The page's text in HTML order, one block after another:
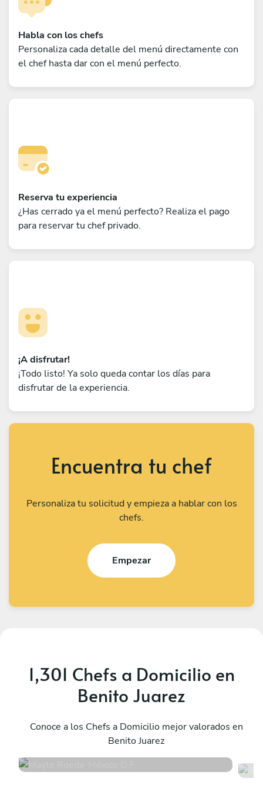
Habla con los chefs
Personaliza cada detalle del menú directamente con
el chef hasta dar con el menú perfecto.
Reserva tu experiencia
¿Has cerrado ya el menú perfecto? Realiza el pago
para reservar tu chef privado.
¡A disfrutar!
¡Todo listo! Ya solo queda contar los días para
disfrutar de la experiencia.
Encuentra tu chef
Personaliza tu solicitud y empieza a hablar con los
chefs.
Empezar
1,301 Chefs a Domicilio en
Benito Juarez
Conoce a los Chefs a Domicilio mejor valorados en
Benito Juarez
México D.F.
13 servicios